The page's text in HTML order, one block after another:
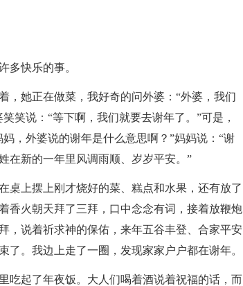
多快乐的事。
，她正在做菜，我好奇的问外婆：“外婆，我们
笑说：“等下啊，我们就要去谢年了。”可是，
，外婆说的谢年是什么意思啊？”妈妈说：“谢
在新的一年里风调雨顺、岁岁平安。”
桌上摆上刚才烧好的菜、糕点和水果，还有放了
香火朝天拜了三拜，口中念念有词，接着放鞭炮
，说着祈求神的保佑，来年五谷丰登、合家平安
。我边上走了一圈，发现家家户户都在谢年。
吃起了年夜饭。大人们喝着酒说着祝福的话，而